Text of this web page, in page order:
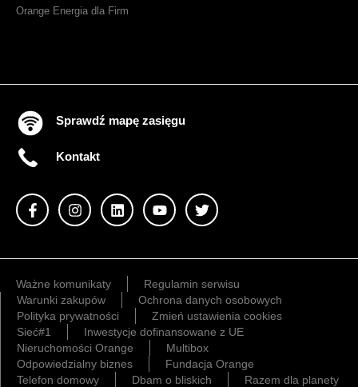
Orange Energia dla Firm
Sprawdź mapę zasięgu
Kontakt
Ważne komunikaty
Regulamin serwisu
Warunki zakupów
Ochrona danych osobowych
Polityka prywatności
Zmień ustawienia cookies
Sieć#1
Inwestycje dofinansowane z UE
Nieruchomości Orange
Multibox
Odpowiedzialny biznes
Fundacja Orange
Telefon domowy
Dbam o bliskich Razem dla planety